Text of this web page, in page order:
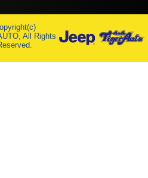
All Rights